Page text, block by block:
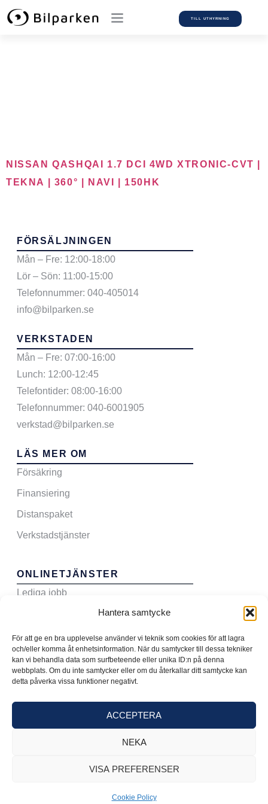
Hantera samtycke
För att ge en bra upplevelse använder vi teknik som cookies för att lagra
och/eller komma åt enhetsinformation. När du samtycker till dessa tekniker
kan vi behandla data som surfbeteende eller unika ID:n på denna
webbplats. Om du inte samtycker eller om du återkallar ditt samtycke kan
detta påverka vissa funktioner negativt.
ACCEPTERA
NEKA
VISA PREFERENSER
Cookie Policy
TILL UTHYRNING
NISSAN QASHQAI 1.7 DCI 4WD XTRONIC-CVT |
TEKNA | 360° | NAVI | 150HK
FÖRSÄLJNINGEN
Mån – Fre: 12:00-18:00
Lör – Sön: 11:00-15:00
Telefonnummer: 040-405014
info@bilparken.se
VERKSTADEN
Mån – Fre: 07:00-16:00
Lunch: 12:00-12:45
Telefontider: 08:00-16:00
Telefonnummer: 040-6001905
verkstad@bilparken.se
LÄS MER OM
Försäkring
Finansiering
Distanspaket
Verkstadstjänster
ONLINETJÄNSTER
Lediga jobb
Boka verkstadstid
Teckna serviceavtal
Copyright © 2026 - Bilparken Nordic AB